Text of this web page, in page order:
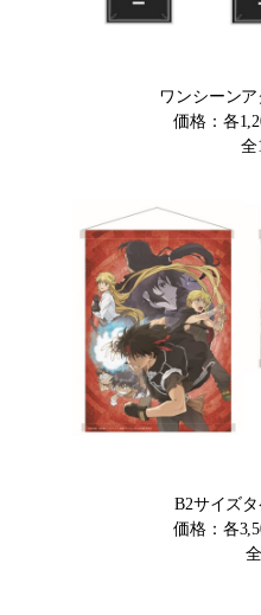
ワンシーン
価格：各
全
B2サイズ
価格：各